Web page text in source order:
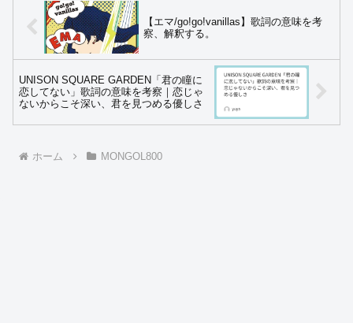
【エマ/go!go!vanillas】歌詞の意味を考
察、解釈する。
UNISON SQUARE GARDEN「君の瞳に
恋してない」歌詞の意味を考察｜恋じゃ
ないからこそ深い、君を見つめる優しさ
ホーム MONGOL800